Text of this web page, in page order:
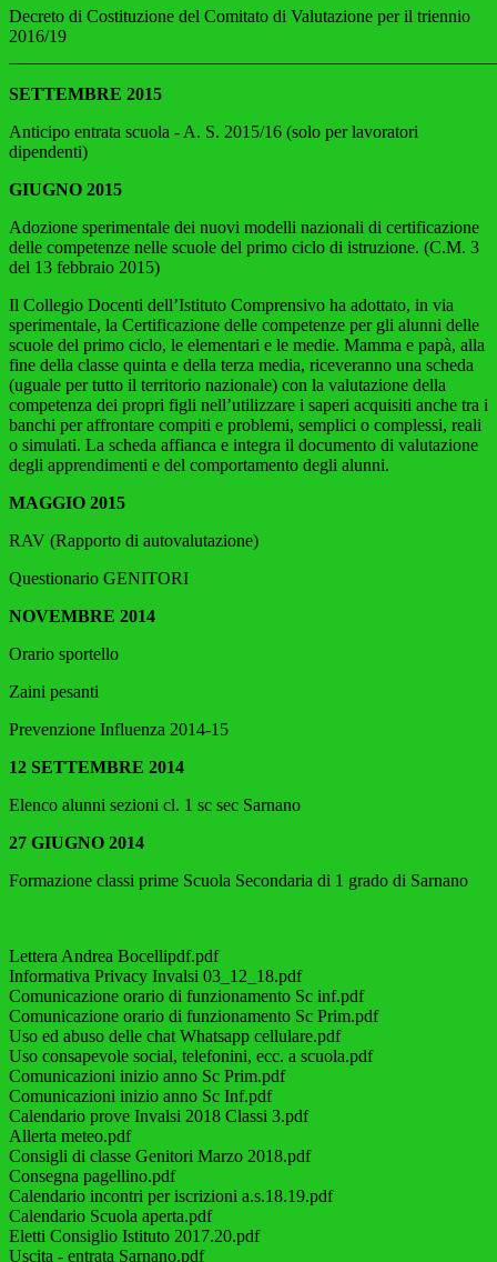
Decreto di Costituzione del Comitato di Valutazione per il triennio
2016/19
SETTEMBRE 2015
Anticipo entrata scuola - A. S. 2015/16 (solo per lavoratori
dipendenti)
GIUGNO 2015
Adozione sperimentale dei nuovi modelli nazionali di certificazione
delle competenze nelle scuole del primo ciclo di istruzione. (C.M. 3
del 13 febbraio 2015)
Il Collegio Docenti dell’Istituto Comprensivo ha adottato, in via
sperimentale, la Certificazione delle competenze per gli alunni delle
scuole del primo ciclo, le elementari e le medie. Mamma e papà, alla
fine della classe quinta e della terza media, riceveranno una scheda
(uguale per tutto il territorio nazionale) con la valutazione della
competenza dei propri figli nell’utilizzare i saperi acquisiti anche tra i
banchi per affrontare compiti e problemi, semplici o complessi, reali
o simulati. La scheda affianca e integra il documento di valutazione
degli apprendimenti e del comportamento degli alunni.
MAGGIO 2015
RAV (Rapporto di autovalutazione)
Questionario GENITORI
NOVEMBRE 2014
Orario sportello
Zaini pesanti
Prevenzione Influenza 2014-15
12 SETTEMBRE 2014
Elenco alunni sezioni cl. 1 sc sec Sarnano
27 GIUGNO 2014
Formazione classi prime Scuola Secondaria di 1 grado di Sarnano
Lettera Andrea Bocellipdf.pdf
Informativa Privacy Invalsi 03_12_18.pdf
Comunicazione orario di funzionamento Sc inf.pdf
Comunicazione orario di funzionamento Sc Prim.pdf
Uso ed abuso delle chat Whatsapp cellulare.pdf
Uso consapevole social, telefonini, ecc. a scuola.pdf
Comunicazioni inizio anno Sc Prim.pdf
Comunicazioni inizio anno Sc Inf.pdf
Calendario prove Invalsi 2018 Classi 3.pdf
Allerta meteo.pdf
Consigli di classe Genitori Marzo 2018.pdf
Consegna pagellino.pdf
Calendario incontri per iscrizioni a.s.18.19.pdf
Calendario Scuola aperta.pdf
Eletti Consiglio Istituto 2017.20.pdf
Uscita - entrata Sarnano.pdf